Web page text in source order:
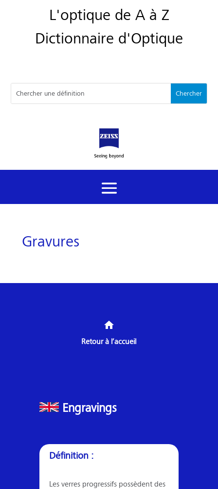
L'optique de A à Z
Dictionnaire d'Optique
Gravures
home
Retour à l’accueil
Engravings
Définition :
Les verres progressifs possèdent des